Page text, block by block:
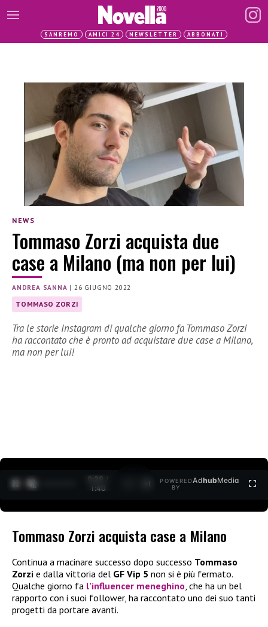
SANREMO AMICI 24 NEWSLETTER ABBONATI
NEWS
Tommaso Zorzi acquista due
case a Milano (ma non per lui)
ANDREA SANNA |26 GIUGNO 2022
TOMMASO ZORZI
Tra le storie Instagram di qualche giorno fa Tommaso Zorzi
ha raccontato che è pronto ad acquistare due case a Milano,
ma non per lui!
0:30 /
1:40
POWERED
BY
AdhubMedia
Tommaso Zorzi acquista case a Milano
Continua a macinare successo dopo successo Tommaso
Zorzi e dalla vittoria del GF Vip 5 non si è più fermato.
Qualche giorno fa l’influencer meneghino, che ha un bel
rapporto con i suoi follower, ha raccontato uno dei suo tanti
progetti da portare avanti.